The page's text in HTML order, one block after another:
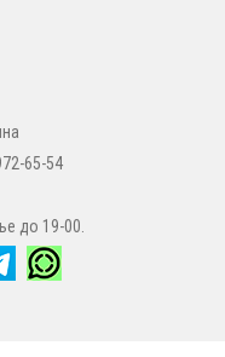
65-54
до 19-00.